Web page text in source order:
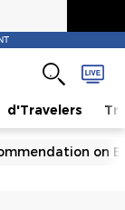
d'Travelers
on